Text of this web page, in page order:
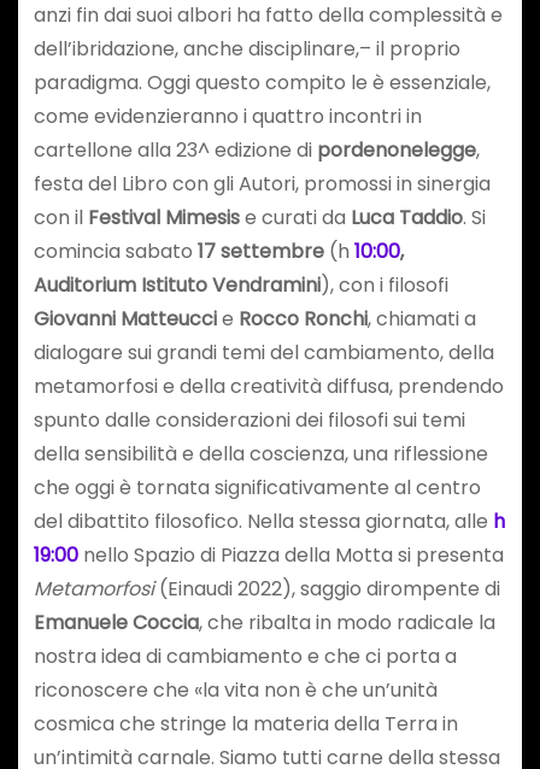
anzi fin dai suoi albori ha fatto della complessità e
dell’ibridazione, anche disciplinare,– il proprio
paradigma. Oggi questo compito le è essenziale,
come evidenzieranno i quattro incontri in
cartellone alla 23^ edizione di pordenonelegge,
festa del Libro con gli Autori, promossi in sinergia
con il Festival Mimesise curati da Luca Taddio. Si
comincia sabato 17 settembre(h 10:00,
Auditorium Istituto Vendramini), con i filosofi
Giovanni Matteuccie Rocco Ronchi, chiamati a
dialogare sui grandi temi del cambiamento, della
metamorfosi e della creatività diffusa, prendendo
spunto dalle considerazioni dei filosofi sui temi
della sensibilità e della coscienza, una riflessione
che oggi è tornata significativamente al centro
del dibattito filosofico. Nella stessa giornata, alle h
19:00nello Spazio di Piazza della Motta si presenta
Metamorfosi(Einaudi 2022), saggio dirompente di
Emanuele Coccia, che ribalta in modo radicale la
nostra idea di cambiamento e che ci porta a
riconoscere che «la vita non è che un’unità
cosmica che stringe la materia della Terra in
un’intimità carnale. Siamo tutti carne della stessa